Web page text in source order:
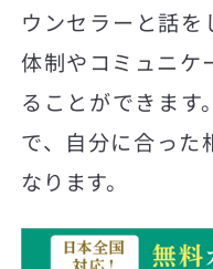
ウンセラーと話を
体制やコミュニケ
ることができます
で、自分に合った
なります。